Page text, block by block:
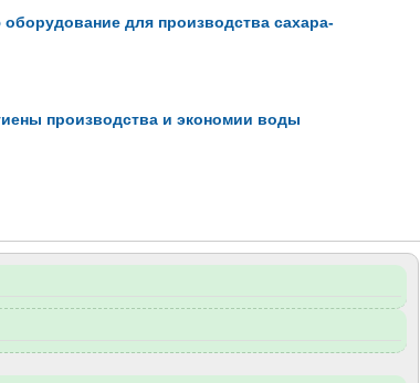
для производства сахара-
производства и экономии воды